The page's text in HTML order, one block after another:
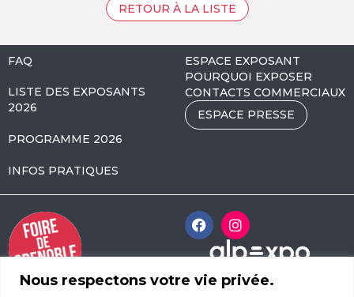
Nous respectons votre vie privée.
RETOUR À LA LISTE
FAQ
LISTE DES EXPOSANTS
2026
PROGRAMME 2026
INFOS PRATIQUES
ESPACE EXPOSANT
POURQUOI EXPOSER
CONTACTS COMMERCIAUX
ESPACE PRESSE